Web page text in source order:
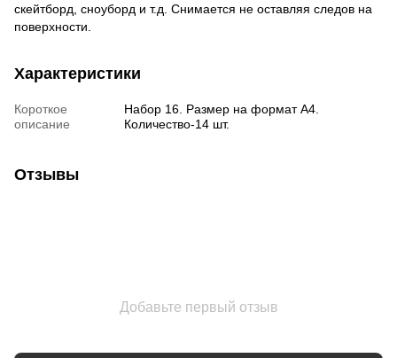
скейтборд, сноуборд и т.д. Снимается не оставляя следов на
поверхности.
Характеристики
Короткое
описание
Набор 16. Размер на формат А4.
Количество-14 шт.
Отзывы
Добавьте первый отзыв